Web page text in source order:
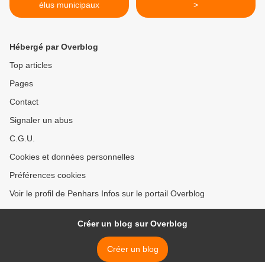
élus municipaux
>
Hébergé par Overblog
Top articles
Pages
Contact
Signaler un abus
C.G.U.
Cookies et données personnelles
Préférences cookies
Voir le profil de Penhars Infos sur le portail Overblog
Créer un blog sur Overblog
Créer un blog